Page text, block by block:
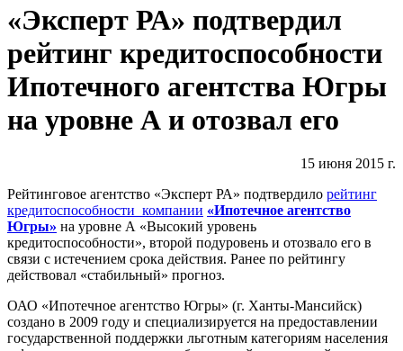
«Эксперт РА» подтвердил
рейтинг кредитоспособности
Ипотечного агентства Югры
на уровне А и отозвал его
15 июня 2015 г.
Рейтинговое агентство «Эксперт РА» подтвердило рейтинг
кредитоспособности компании «Ипотечное агентство
Югры» на уровне А «Высокий уровень
кредитоспособности», второй подуровень и отозвало его в
связи с истечением срока действия. Ранее по рейтингу
действовал «стабильный» прогноз.
ОАО «Ипотечное агентство Югры» (г. Ханты-Мансийск)
создано в 2009 году и специализируется на предоставлении
государственной поддержки льготным категориям населения